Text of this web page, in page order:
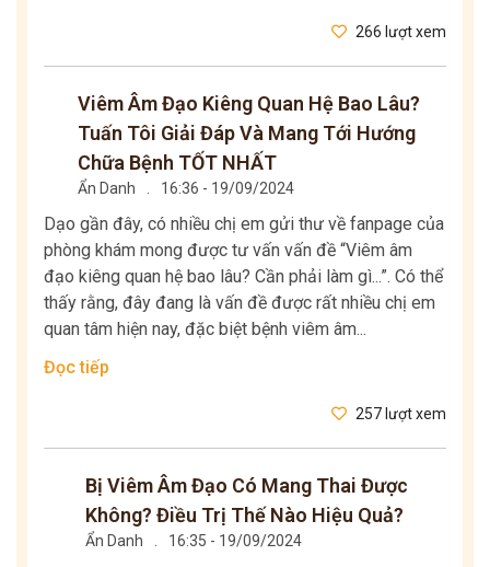
266 lượt xem
Viêm Âm Đạo Kiêng Quan Hệ Bao Lâu?
Tuấn Tôi Giải Đáp Và Mang Tới Hướng
Chữa Bệnh TỐT NHẤT
Ẩn Danh 16:36 - 19/09/2024
Dạo gần đây, có nhiều chị em gửi thư về fanpage của
phòng khám mong được tư vấn vấn đề “Viêm âm
đạo kiêng quan hệ bao lâu? Cần phải làm gì...”. Có thể
thấy rằng, đây đang là vấn đề được rất nhiều chị em
quan tâm hiện nay, đặc biệt bệnh viêm âm...
Đọc tiếp
257 lượt xem
Bị Viêm Âm Đạo Có Mang Thai Được
Không? Điều Trị Thế Nào Hiệu Quả?
Ẩn Danh 16:35 - 19/09/2024